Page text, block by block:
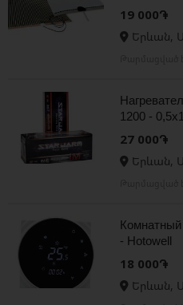
19 000֏
Երևան,
1200 -
27 000֏
Երևան,
Комнатный
- Hotowell
18 000֏
Երևան,